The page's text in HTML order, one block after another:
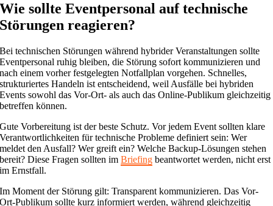
Wie sollte Eventpersonal auf technische
Störungen reagieren?
Bei technischen Störungen während hybrider Veranstaltungen sollte
Eventpersonal ruhig bleiben, die Störung sofort kommunizieren und
nach einem vorher festgelegten Notfallplan vorgehen. Schnelles,
strukturiertes Handeln ist entscheidend, weil Ausfälle bei hybriden
Events sowohl das Vor-Ort- als auch das Online-Publikum gleichzeitig
betreffen können.
Gute Vorbereitung ist der beste Schutz. Vor jedem Event sollten klare
Verantwortlichkeiten für technische Probleme definiert sein: Wer
meldet den Ausfall? Wer greift ein? Welche Backup-Lösungen stehen
bereit? Diese Fragen sollten imBriefing beantwortet werden, nicht erst
im Ernstfall.
Im Moment der Störung gilt: Transparent kommunizieren. Das Vor-
Ort-Publikum sollte kurz informiert werden, während gleichzeitig